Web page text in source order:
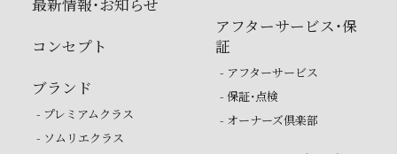
最新情報・お知らせ
コンセプト
ブランド
- プレミアムクラス
- ソムリエクラス
アフターサービス・保
証
- アフターサービス
- 保証・点検
- オーナーズ倶楽部